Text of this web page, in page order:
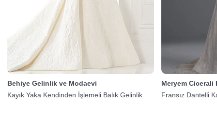
Behiye Gelinlik ve Modaevi
Kayık Yaka Kendinden İşlemeli Balık Gelinlik
Meryem Cicerali
Fransız Dantelli